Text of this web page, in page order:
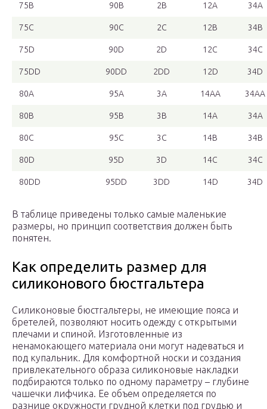
75B 90B 2B 12A 34A
75C 90C 2C 12B 34B
75D 90D 2D 12C 34C
75DD 90DD 2DD 12D 34D
80A 95A 3A 14AA 34AA
80B 95B 3B 14A 34A
80C 95C 3C 14B 34B
80D 95D 3D 14C 34C
80DD 95DD 3DD 14D 34D
В таблице приведены только самые маленькие
размеры, но принцип соответствия должен быть
понятен.
Как определить размер для
силиконового бюстгальтера
Силиконовые бюстгальтеры, не имеющие пояса и
бретелей, позволяют носить одежду с открытыми
плечами и спиной. Изготовленные из
ненамокающего материала они могут надеваться и
под купальник. Для комфортной носки и создания
привлекательного образа силиконовые накладки
подбираются только по одному параметру – глубине
чашечки лифчика. Ее объем определяется по
разнице окружности грудной клетки под грудью и